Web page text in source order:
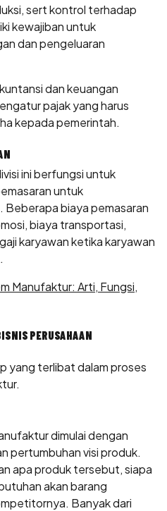
sert kontrol terhadap
kewajiban untuk
dan pengeluaran
dan keuangan
pajak yang harus
kepada pemerintah.
ini berfungsi untuk
untuk
biaya pemasaran
biaya transportasi,
karyawan ketika karyawan
Manufaktur: Arti, Fungsi,
PERUSAHAAN
yang terlibat dalam proses
dimulai dengan
pertumbuhan visi produk.
apa produk tersebut, siapa
akan barang
Banyak dari